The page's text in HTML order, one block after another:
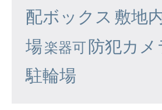
配ボックス 敷地
場楽器可防犯カメ
駐輪場